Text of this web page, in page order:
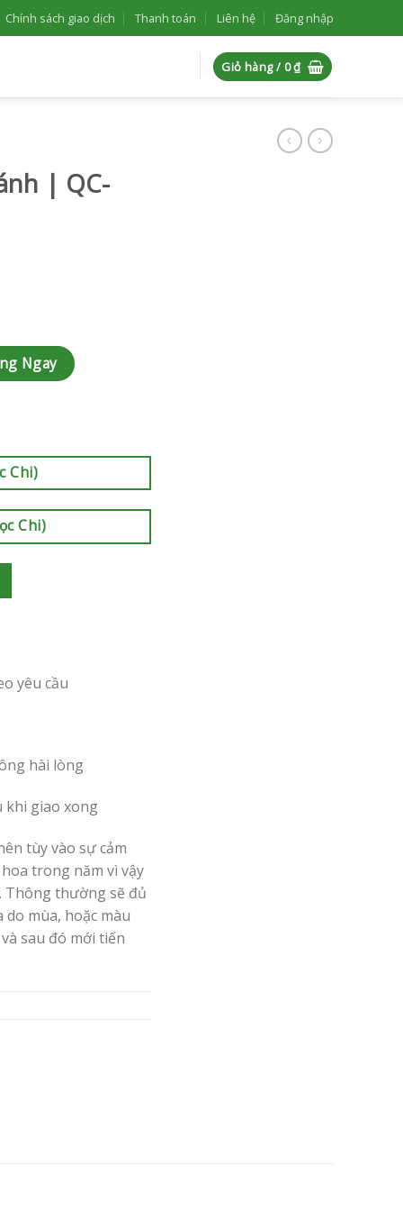
Chính sách giao dịch Thanh toán Liên hệ Đăng nhập
Giỏ hàng / 0₫
| QC-
Ngay
Chi)
Chi)
yêu cầu
hài lòng
khi giao xong
tùy vào sự cảm
trong năm vì vậy
Thông thường sẽ đủ
mùa, hoặc màu
sau đó mới tiến